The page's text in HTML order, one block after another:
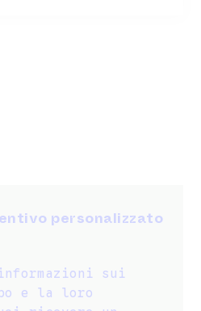
personalizzato
sui
e la loro